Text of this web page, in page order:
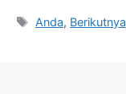
Tags
Anda, Berikutnya